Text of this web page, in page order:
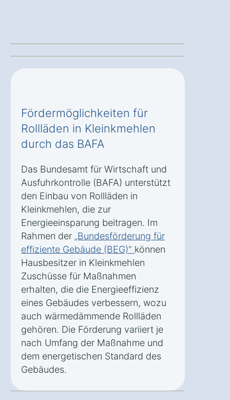
Fördermöglichkeiten für
Rollläden in Kleinkmehlen
durch das BAFA
Das Bundesamt für Wirtschaft und
Ausfuhrkontrolle (BAFA) unterstützt
den Einbau von Rollläden in
Kleinkmehlen, die zur
Energieeinsparung beitragen. Im
Rahmen der „Bundesförderung für
effiziente Gebäude (BEG)" können
Hausbesitzer in Kleinkmehlen
Zuschüsse für Maßnahmen
erhalten, die die Energieeffizienz
eines Gebäudes verbessern, wozu
auch wärmedämmende Rollläden
gehören. Die Förderung variiert je
nach Umfang der Maßnahme und
dem energetischen Standard des
Gebäudes.